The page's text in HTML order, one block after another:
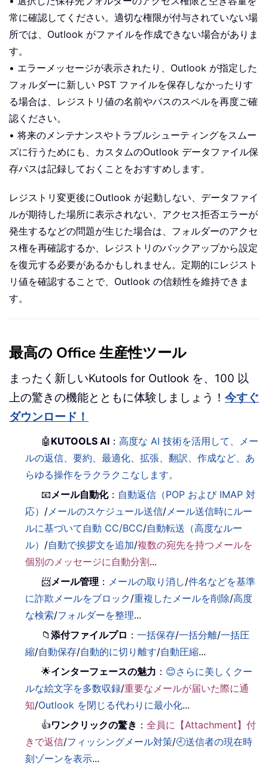
常に確認してください。適切な権限が付与されていない場
所では、Outlook がファイルを作成できない場合がありま
す。
• エラーメッセージが表示されたり、Outlook が指定した
フォルダーに新しい PST ファイルを保存しなかったりす
る場合は、レジストリ値の名前やパスのスペルを再度ご確
認ください。
• 将来のメンテナンスやトラブルシューティングをスムー
ズに行うためにも、カスタムのOutlook データファイル保
存パスは記録しておくことをおすすめします。
レジストリ変更後にOutlook が起動しない、データファイ
ルが期待した場所に表示されない、アクセス拒否エラーが
発生するなどの問題が生じた場合は、フォルダーのアクセ
ス権を再確認するか、レジストリのバックアップから設定
を復元する必要があるかもしれません。定期的にレジスト
リ値を確認することで、Outlook の信頼性を維持できま
す。
最高の Office 生産性ツール
まったく新しいKutools for Outlook を、100 以
上の驚きの機能とともに体験しましょう！ 今すぐ
ダウンロード！
🤖 KUTOOLS AI ：高度な AI 技術を活用して、メー
ルの返信、要約、最適化、拡張、翻訳、作成など、あ
らゆる操作をラクラクこなします。
📧メール自動化： 自動返信（POP および IMAP 対
応） /メールのスケジュール送信/メール送信時にルー
ルに基づいて自動 CC/BCC/自動転送（高度なルー
ル） /自動で挨拶文を追加/複数の宛先を持つメールを
個別のメッセージに自動分割...
📨メール管理 ： メールの取り消し/件名などを基準
に詐欺メールをブロック/重複したメールを削除/高度
な検索/フォルダーを整理...
📁添付ファイルプロ ：一括保存/一括分離/一括圧
縮/自動保存/自動的に切り離す/自動圧縮...
🌟インターフェースの魅力 ： 😊さらに美しくクー
ルな絵文字を多数収録/重要なメールが届いた際に通
知/Outlook を閉じる代わりに最小化...
👍ワンクリックの驚き ：全員に【Attachment】付
きで返信/フィッシングメール対策/🕘送信者の現在時
刻ゾーンを表示...